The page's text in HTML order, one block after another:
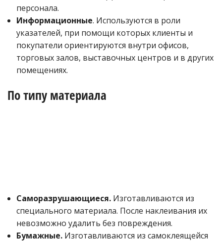
персонала.
Информационные. Используются в роли
указателей, при помощи которых клиенты и
покупатели ориентируются внутри офисов,
торговых залов, выставочных центров и в других
помещениях.
По типу материала
Саморазрушающиеся.Изготавливаются из
специального материала. После наклеивания их
невозможно удалить без повреждения.
Бумажные. Изготавливаются из самоклеящейся